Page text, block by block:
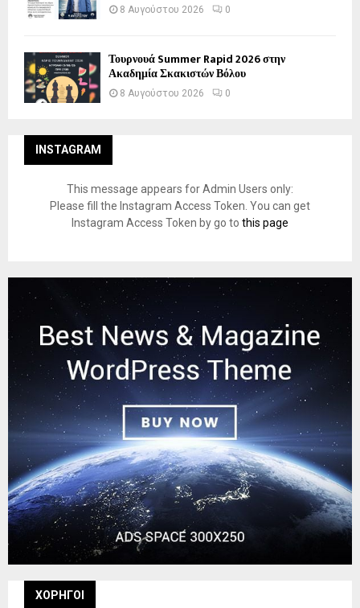
8 Αυγούστου 2026 0
Τουρνουά Summer Rapid 2026 στην
Ακαδημία Σκακιστών Βόλου
8 Αυγούστου 2026 0
INSTAGRAM
This message appears for Admin Users only:
Please fill the Instagram Access Token. You can get
Instagram Access Token by go to this page
ΧΟΡΗΓΟΙ